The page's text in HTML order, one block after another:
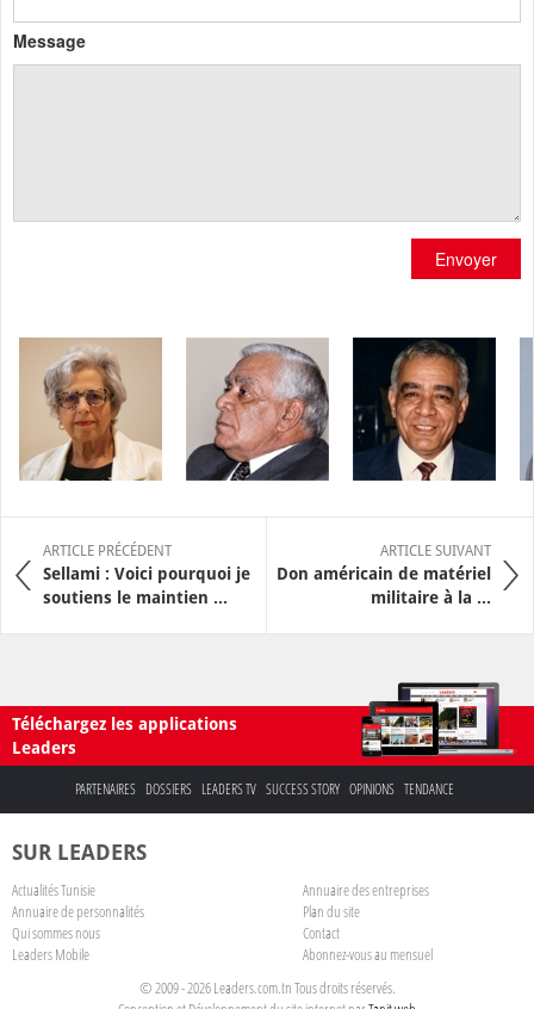
Message
Envoyer
ARTICLE PRÉCÉDENT
Sellami : Voici pourquoi je
soutiens le maintien ...
ARTICLE SUIVANT
Don américain de matériel
militaire à la ...
Téléchargez les applications
Leaders
PARTENAIRES DOSSIERS LEADERS TV SUCCESS STORY OPINIONS TENDANCE
SUR LEADERS
Actualités Tunisie
Annuaire des entreprises
Annuaire de personnalités
Plan du site
Qui sommes nous
Contact
Leaders Mobile
Abonnez-vous au mensuel
© 2009 - 2026 Leaders.com.tn Tous droits réservés.